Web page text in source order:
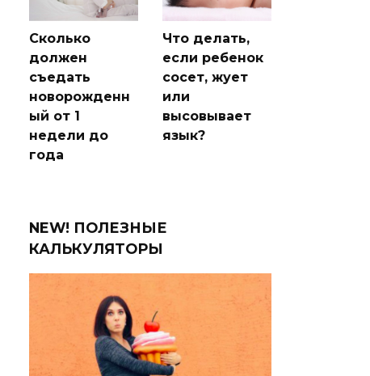
Сколько
должен
съедать
новорожденн
ый от 1
недели до
года
Что делать,
если ребенок
сосет, жует
или
высовывает
язык?
NEW! ПОЛЕЗНЫЕ
КАЛЬКУЛЯТОРЫ